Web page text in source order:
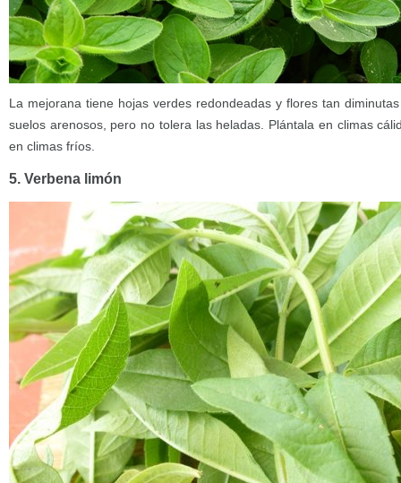
La mejorana tiene hojas verdes redondeadas y flores tan
suelos arenosos, pero no tolera las heladas. Plántala en climas
en climas fríos.
5. Verbena limón